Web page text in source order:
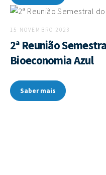
15 NOVEMBRO 2023
2ª Reunião
Bioeconomia Azul
Saber mais